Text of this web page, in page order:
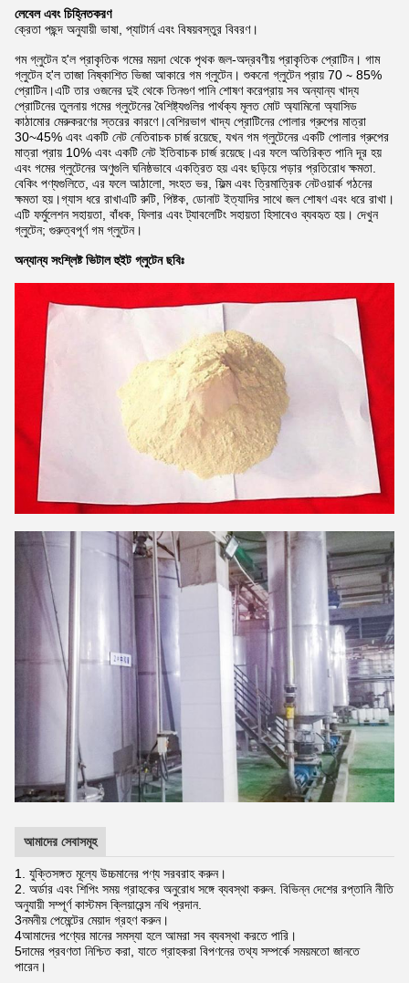
লেবেল এবং চিহ্নিতকরণ
ক্রেতা পছন্দ অনুযায়ী ভাষা, প্যাটার্ন এবং বিষয়বস্তুর বিবরণ।
গম গ্লুটেন হ'ল প্রাকৃতিক গমের ময়দা থেকে পৃথক জল-অদ্রবণীয় প্রাকৃতিক প্রোটিন। গাম
গ্লুটেন হ'ল তাজা নিষ্কাশিত ভিজা আকারে গম গ্লুটেন। শুকনো গ্লুটেন প্রায় 70 ∼ 85%
প্রোটিন।এটি তার ওজনের দুই থেকে তিনগুণ পানি শোষণ করেপ্রায় সব অন্যান্য খাদ্য
প্রোটিনের তুলনায় গমের গ্লুটেনের বৈশিষ্ট্যগুলির পার্থক্য মূলত মোট অ্যামিনো অ্যাসিড
কাঠামোর মেরুকরণের স্তরের কারণে।বেশিরভাগ খাদ্য প্রোটিনের পোলার গ্রুপের মাত্রা
30~45% এবং একটি নেট নেতিবাচক চার্জ রয়েছে, যখন গম গ্লুটেনের একটি পোলার গ্রুপের
মাত্রা প্রায় 10% এবং একটি নেট ইতিবাচক চার্জ রয়েছে।এর ফলে অতিরিক্ত পানি দূর হয়
এবং গমের গ্লুটেনের অণুগুলি ঘনিষ্ঠভাবে একত্রিত হয় এবং ছড়িয়ে পড়ার প্রতিরোধ ক্ষমতা.
বেকিং পণ্যগুলিতে, এর ফলে আঠালো, সংহত ভর, ফিল্ম এবং ত্রিমাত্রিক নেটওয়ার্ক গঠনের
ক্ষমতা হয়।গ্যাস ধরে রাখাএটি রুটি, পিষ্টক, ডোনাট ইত্যাদির সাথে জল শোষণ এবং ধরে রাখা।
এটি ফর্মুলেশন সহায়তা, বাঁধক, ফিলার এবং ট্যাবলেটিং সহায়তা হিসাবেও ব্যবহৃত হয়। দেখুন
গ্লুটেন; গুরুত্বপূর্ণ গম গ্লুটেন।
অন্যান্য সংশ্লিষ্ট ভিটাল হুইট গ্লুটেন ছবিঃ
আমাদের সেবাসমূহ
1. যুক্তিসঙ্গত মূল্যে উচ্চমানের পণ্য সরবরাহ করুন।
2. অর্ডার এবং শিপিং সময় গ্রাহকের অনুরোধ সঙ্গে ব্যবস্থা করুন. বিভিন্ন দেশের রপ্তানি নীতি
অনুযায়ী সম্পূর্ণ কাস্টমস ক্লিয়ারেন্স নথি প্রদান.
3নমনীয় পেমেন্টের মেয়াদ গ্রহণ করুন।
4আমাদের পণ্যের মানের সমস্যা হলে আমরা সব ব্যবস্থা করতে পারি।
5দামের প্রবণতা নিশ্চিত করা, যাতে গ্রাহকরা বিপণনের তথ্য সম্পর্কে সময়মতো জানতে
পারেন।